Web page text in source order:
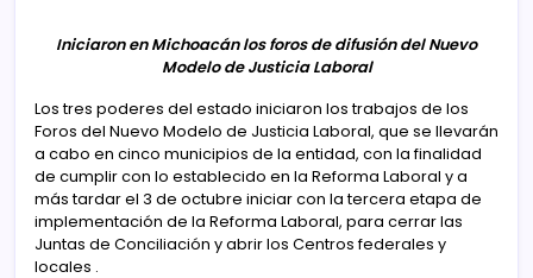
Iniciaron en Michoacán los foros de difusión del Nuevo
Modelo de Justicia Laboral
Los tres poderes del estado iniciaron los trabajos de los
Foros del Nuevo Modelo de Justicia Laboral, que se llevarán
a cabo en cinco municipios de la entidad, con la finalidad
de cumplir con lo establecido en la Reforma Laboral y a
más tardar el 3 de octubre iniciar con la tercera etapa de
implementación de la Reforma Laboral, para cerrar las
Juntas de Conciliación y abrir los Centros federales y
locales .